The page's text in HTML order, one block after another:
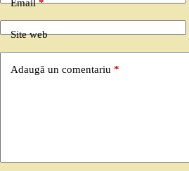
Email*
Site web
Adaugă un comentariu *